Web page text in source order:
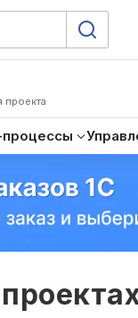
проекта
процессы